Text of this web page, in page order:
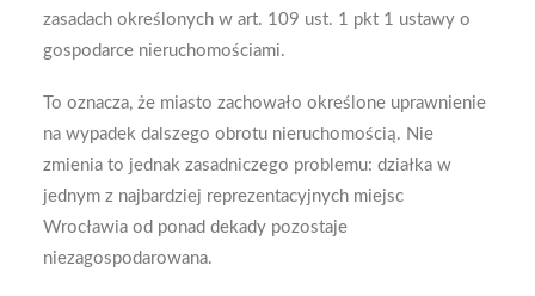
zasadach określonych w art. 109 ust. 1 pkt 1 ustawy o
gospodarce nieruchomościami.
To oznacza, że miasto zachowało określone uprawnienie
na wypadek dalszego obrotu nieruchomością. Nie
zmienia to jednak zasadniczego problemu: działka w
jednym z najbardziej reprezentacyjnych miejsc
Wrocławia od ponad dekady pozostaje
niezagospodarowana.